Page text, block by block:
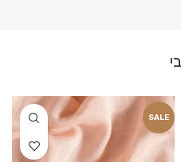
SALE